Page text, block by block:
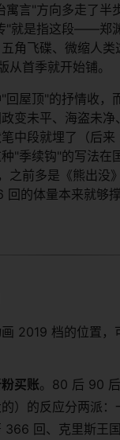
寓言"方向多走了半
"就是指这段——郑
角飞碟、微缩人
从首季就开始铺。
回屋顶"的抒情收，
变未平、海盗未净
中段就埋了（后
"季续钩"的写法在
之前多是《熊出没
回的体量本来就够
2019 档的位置，
买账。80 后 90
）的反应分两派
366 回、克里斯王